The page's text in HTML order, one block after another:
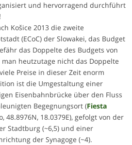
und hervorragend durchführt
Košice 2013 die zweite
(ECoC) der Slowakei, das Budget
das Doppelte des Budgets von
heutzutage nicht das Doppelte
Preise in dieser Zeit enorm
ist die Umgestaltung einer
Eisenbahnbrücke über den Fluss
Begegnungsort (Fiesta
48.8976N, 18.0379E), gefolgt von der
Stadtburg (~6,5) und einer
der Synagoge (~4).